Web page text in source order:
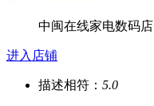
中闽在线家电数码店
进入店铺
描述相符： 5.0